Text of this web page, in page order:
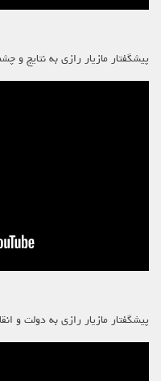
پیشگفتار مازیار رازی به نتایج و
پیشگفتار مازیار رازی به دولت و